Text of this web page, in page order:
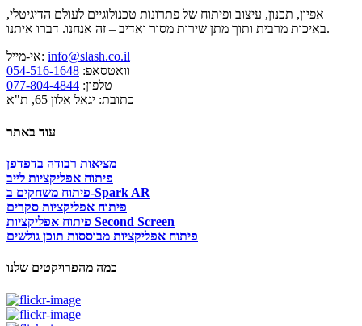
אפיון, תכנון, עיצוב ופיתוח של פתרונות טכנולוגיים לעולם הדיגיטלי,
באיכות מרבית ותוך מתן שירות מסור ואדיב – זה אנחנו. דברו איתנו.
אי-מייל: info@slash.co.il
וואטסאפ: 054-516-1648
טלפון: 077-804-4844
כתובת: יגאל אלון 65, ת"א
עוד באתר
מציאות רבודה בדפדפן
פיתוח אפליקציות לייב
פיתוח משחקים ב-Spark AR
פיתוח אפליקציות סקרים
פיתוח אפליקציות Second Screen
פיתוח אפליקציות מבוססות תוכן גולשים
כמה מהפרויקטים שלנו